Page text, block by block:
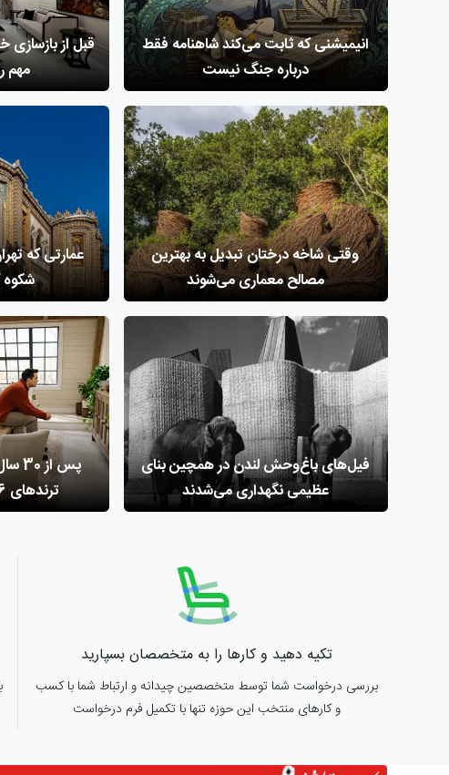
انیمیشنی که ثابت می‌کند شاهنامه فقط
درباره جنگ نیست
مهم
وقتی ‌شاخه درختان تبدیل به بهترین
مصالح معماری می‌شوند
عمارتی که
فیل‌های باغ‌وحش لندن در همچین بنای
عظیمی نگهداری می‌شدند
پس
ترندهای 2026 طراحی شدند
تکیه دهید و کارها را به متخصصان بسپارید
بررسی درخواست شما توسط متخصصین چیدانه و ارتباط شما با کسب
و کارهای منتخب این حوزه تنها با تکمیل فرم درخواست